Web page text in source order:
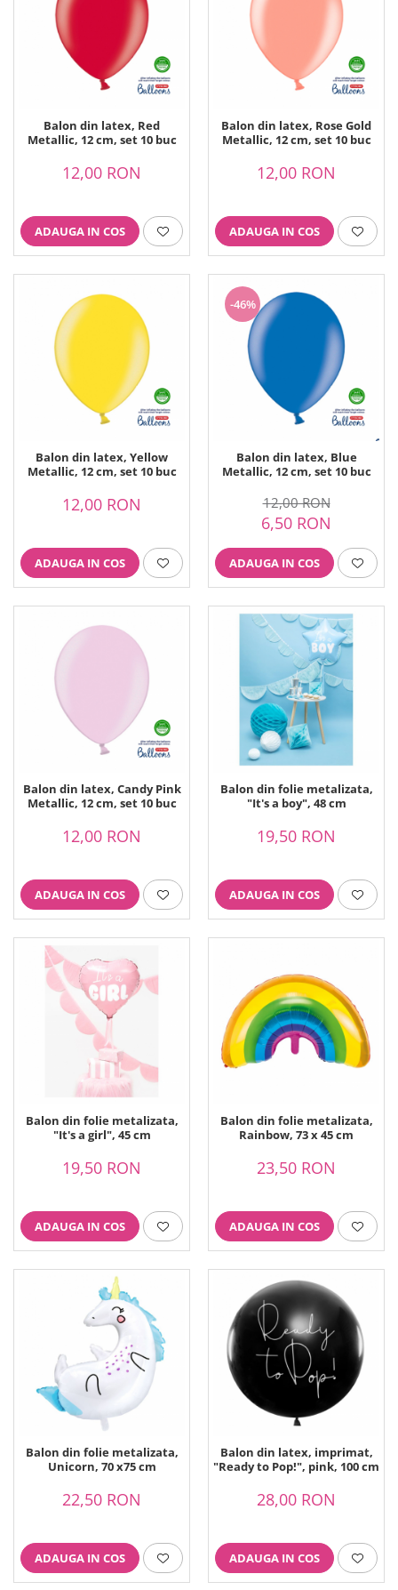
Balon din latex, Red
Metallic, 12 cm, set 10 buc
12,00 RON
ADAUGA IN COS
Balon din latex, Rose Gold
Metallic, 12 cm, set 10 buc
12,00 RON
ADAUGA IN COS
Balon din latex, Yellow
Metallic, 12 cm, set 10 buc
12,00 RON
ADAUGA IN COS
-46%
Balon din latex, Blue
Metallic, 12 cm, set 10 buc
12,00 RON
6,50 RON
ADAUGA IN COS
Balon din latex, Candy Pink
Metallic, 12 cm, set 10 buc
12,00 RON
ADAUGA IN COS
Balon din folie metalizata,
"It's a boy", 48 cm
19,50 RON
ADAUGA IN COS
Balon din folie metalizata,
"It's a girl", 45 cm
19,50 RON
ADAUGA IN COS
Balon din folie metalizata,
Rainbow, 73 x 45 cm
23,50 RON
ADAUGA IN COS
Balon din folie metalizata,
Unicorn, 70 x75 cm
22,50 RON
ADAUGA IN COS
Balon din latex, imprimat,
"Ready to Pop!", pink, 100 cm
28,00 RON
ADAUGA IN COS